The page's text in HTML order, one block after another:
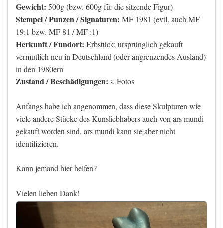
Gewicht: 500g (bzw. 600g für die sitzende Figur)
Stempel / Punzen / Signaturen: MF 1981 (evtl. auch MF
19:1 bzw. MF 81 / MF :1)
Herkunft / Fundort: Erbstück; ursprünglich gekauft
vermutlich neu in Deutschland (oder angrenzendes Ausland)
in den 1980ern
Zustand / Beschädigungen: s. Fotos
Anfangs habe ich angenommen, dass diese Skulpturen wie
viele andere Stücke des Kunsliebhabers auch von ars mundi
gekauft worden sind. ars mundi kann sie aber nicht
identifizieren.
Kann jemand hier helfen?
Vielen lieben Dank!